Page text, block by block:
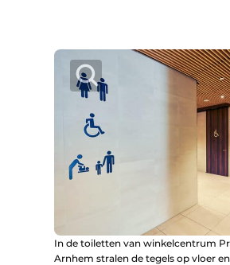
In de toiletten van winkelcentrum
Arnhem stralen de tegels op vloer